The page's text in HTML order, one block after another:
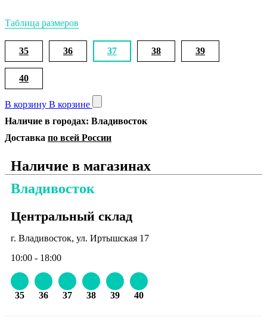
Таблица размеров
35 36 37 38 39
40
В корзину В корзине
Наличие в городах: Владивосток
Доставка по всей России
Наличие в магазинах
Владивосток
Центральный склад
г. Владивосток, ул. Иртышская 17
10:00 - 18:00
35 36 37 38 39 40